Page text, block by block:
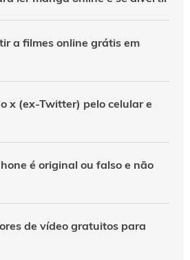
a filmes online grátis em
x (ex-Twitter) pelo celular e
é original ou falso e não
de vídeo gratuitos para